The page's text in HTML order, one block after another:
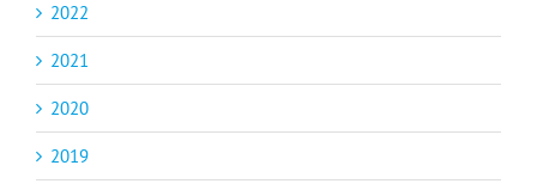
2022
2021
2020
2019